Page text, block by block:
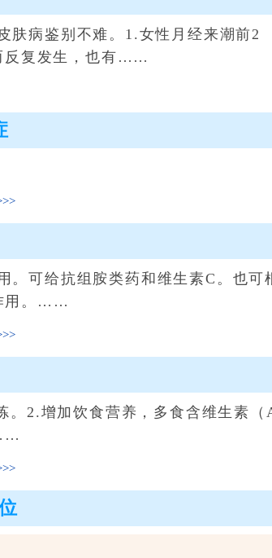
病鉴别不难。1.女性月经来潮前2
反复发生，也有……
给抗组胺类药和维生素C。也可
用。……
2.增加饮食营养，多食含维生素（